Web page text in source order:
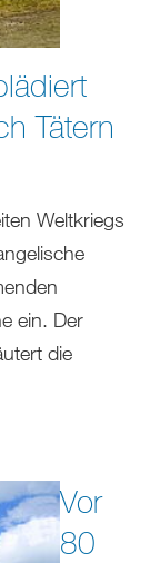
Tätern
Weltkriegs
ein. Der
die
Vor
80